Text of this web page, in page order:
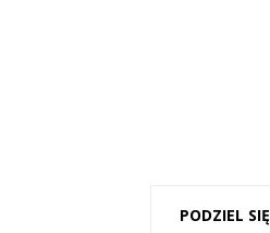
PODZIEL SIĘ